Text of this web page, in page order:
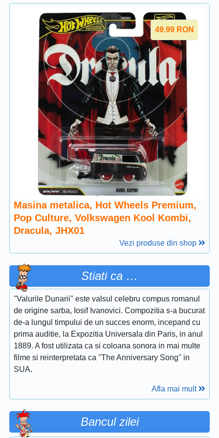
49.99 RON
Masina metalica, Hot Wheels Premium,
Pop Culture, Volkswagen Kool Kombi,
Dracula, JHX01
Vezi produse din shop
Stiati ca …
''Valurile Dunarii'' este valsul celebru compus romanul
de origine sarba, Iosif Ivanovici. Compozitia s-a bucurat
de-a lungul timpului de un succes enorm, incepand cu
prima auditie, la Expozitia Universala din Paris, in anul
1889. A fost utilizata ca si coloana sonora in mai multe
filme si reinterpretata ca ''The Anniversary Song'' in
SUA.
Afla mai mult
Bancul zilei